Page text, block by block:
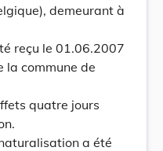
demeurant à
reçu le 01.06.2007
la commune de
quatre jours
a été